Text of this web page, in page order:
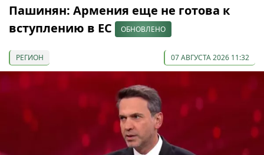
Пашинян: Армения еще не готова к
вступлению в ЕС
ОБНОВЛЕНО
РЕГИОН 07 АВГУСТА 2026 11:32